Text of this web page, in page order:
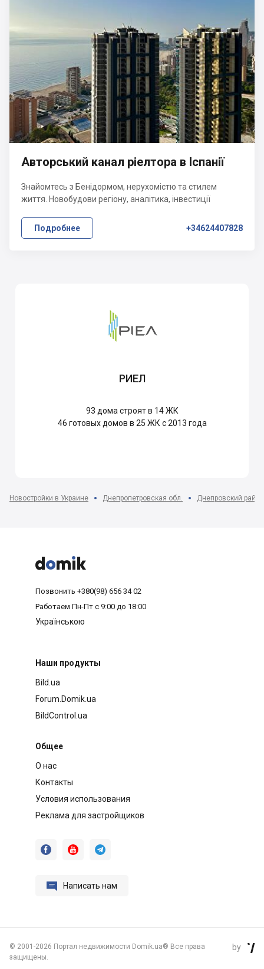
Авторський канал ріелтора в Іспанії
Знайомтесь з Бенідормом, нерухомістю та стилем
життя. Новобудови регіону, аналітика, інвестиції
Подробнее +34624407828
РИЕЛ
93 дома строят в 14 ЖК
46 готовых домов в 25 ЖК с 2013 года
Новостройки в Украине Днепропетровская обл. Днепровский район



Позвонить +380(98) 656 34 02
Работаем Пн-Пт с 9:00 до 18:00
Українською
Наши продукты
Bild.ua
Forum.Domik.ua
BildControl.ua
Общее
О нас
Контакты
Условия использования
Реклама для застройщиков
  
 Написать нам
© 2001-2026 Портал недвижимости Domik.ua® Все права
защищены.
by 